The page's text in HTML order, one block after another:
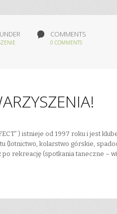
COMMENTS
0 COMMENTS
) istnieje od 1997 roku i jest
(lotnictwo, kolarstwo górskie,
rekreację (spotkania taneczne –